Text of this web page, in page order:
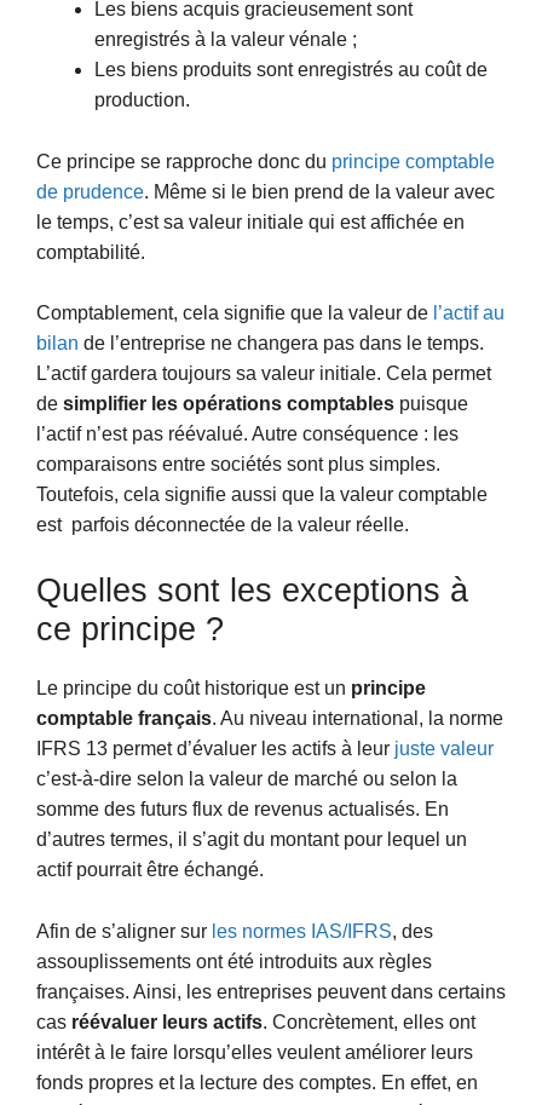
Les biens acquis gracieusement sont
enregistrés à la valeur vénale ;
Les biens produits sont enregistrés au coût de
production.
Ce principe se rapproche donc du principe comptable
de prudence. Même si le bien prend de la valeur avec
le temps, c’est sa valeur initiale qui est affichée en
comptabilité.
Comptablement, cela signifie que la valeur de l’actif au
bilan de l’entreprise ne changera pas dans le temps.
L’actif gardera toujours sa valeur initiale. Cela permet
de simplifier les opérations comptables puisque
l’actif n’est pas réévalué. Autre conséquence : les
comparaisons entre sociétés sont plus simples.
Toutefois, cela signifie aussi que la valeur comptable
est parfois déconnectée de la valeur réelle.
Quelles sont les exceptions à
ce principe ?
Le principe du coût historique est un principe
comptable français. Au niveau international, la norme
IFRS 13 permet d’évaluer les actifs à leur juste valeur
c’est-à-dire selon la valeur de marché ou selon la
somme des futurs flux de revenus actualisés. En
d’autres termes, il s’agit du montant pour lequel un
actif pourrait être échangé.
Afin de s’aligner sur les normes IAS/IFRS, des
assouplissements ont été introduits aux règles
françaises. Ainsi, les entreprises peuvent dans certains
cas réévaluer leurs actifs. Concrètement, elles ont
intérêt à le faire lorsqu’elles veulent améliorer leurs
fonds propres et la lecture des comptes. En effet, en